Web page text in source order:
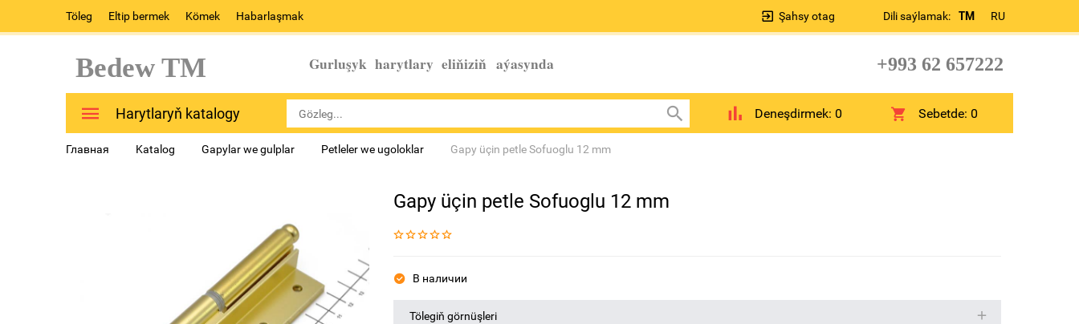
Töleg Eltip bermek Kömek Habarlaşmak Dili saýlamak: TM RU
Şahsy otag
Bedew TM Gurluşyk harytlary eliňiziň aýasynda +993 62 657222
Harytlaryň katalogy Deneşdirmek: 0 Sebetde:0
Главная Katalog Gapylar we gulplar Petleler we ugoloklar Gapy üçin petle Sofuoglu 12 mm
Gapy üçin petle Sofuoglu 12 mm
В наличии
Tölegiň görnüşleri